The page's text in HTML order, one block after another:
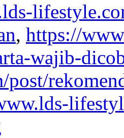
, https://
wajib-